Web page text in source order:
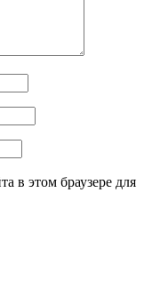
в этом браузере для